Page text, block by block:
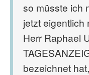
so müsste ich
jetzt eigentlich
Herr Raphael
bezeichnet